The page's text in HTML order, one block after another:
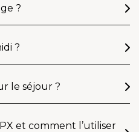
?
?
le séjour ?
et comment l’utiliser